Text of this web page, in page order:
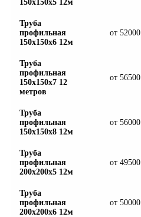
150х150х5 12м
Труба
профильная
150х150х6 12м
от52000
Труба
профильная
150х150х7 12
метров
от56500
Труба
профильная
150х150х8 12м
от56000
Труба
профильная
200х200х5 12м
от49500
Труба
профильная
200х200х6 12м
от50000